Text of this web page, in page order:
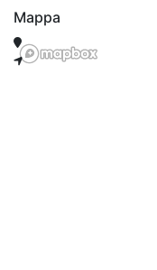
Mappa